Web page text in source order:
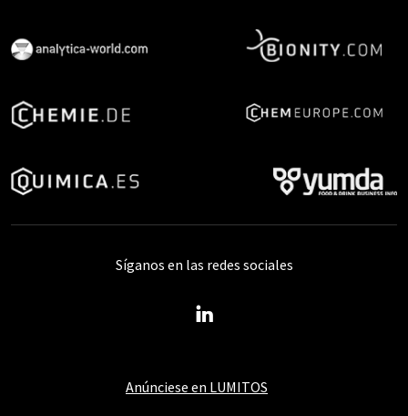
Anúnciese en LUMITOS
Síganos en las redes sociales